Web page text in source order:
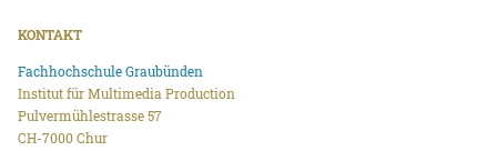
KONTAKT
Fachhochschule Graubünden
Institut für Multimedia Production
Pulvermühlestrasse 57
CH-7000 Chur